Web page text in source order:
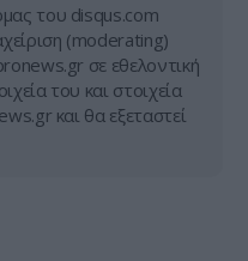
του disqus.com
(moderating)
σε εθελοντική
του και στοιχεία
και θα εξεταστεί